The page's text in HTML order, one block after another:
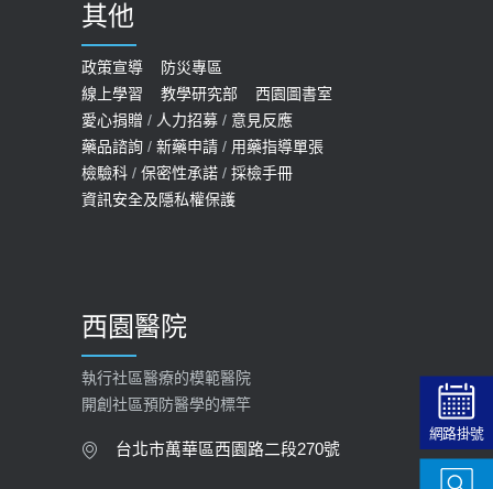
預約
2022-01-07
114年【公費流感及新冠疫苗】門診
預約
2025-09-30
【快速肝癌篩檢MRI】新檢查服務
2026-02-06
大吃大喝、肥胖害到膽囊！膽結石、
膽息肉如何處理？
其他
政策宣導
防災專區
線上學習
教學研究部
西園圖書室
愛心捐贈 / 人力招募 / 意見反應
藥品諮詢 / 新藥申請 / 用藥指導單張
檢驗科 / 保密性承諾 / 採檢手冊
資訊安全及隱私權保護
西園醫院
執行社區醫療的模範醫院
開創社區預防醫學的標竿
台北市萬華區西園路二段270號
網路掛號